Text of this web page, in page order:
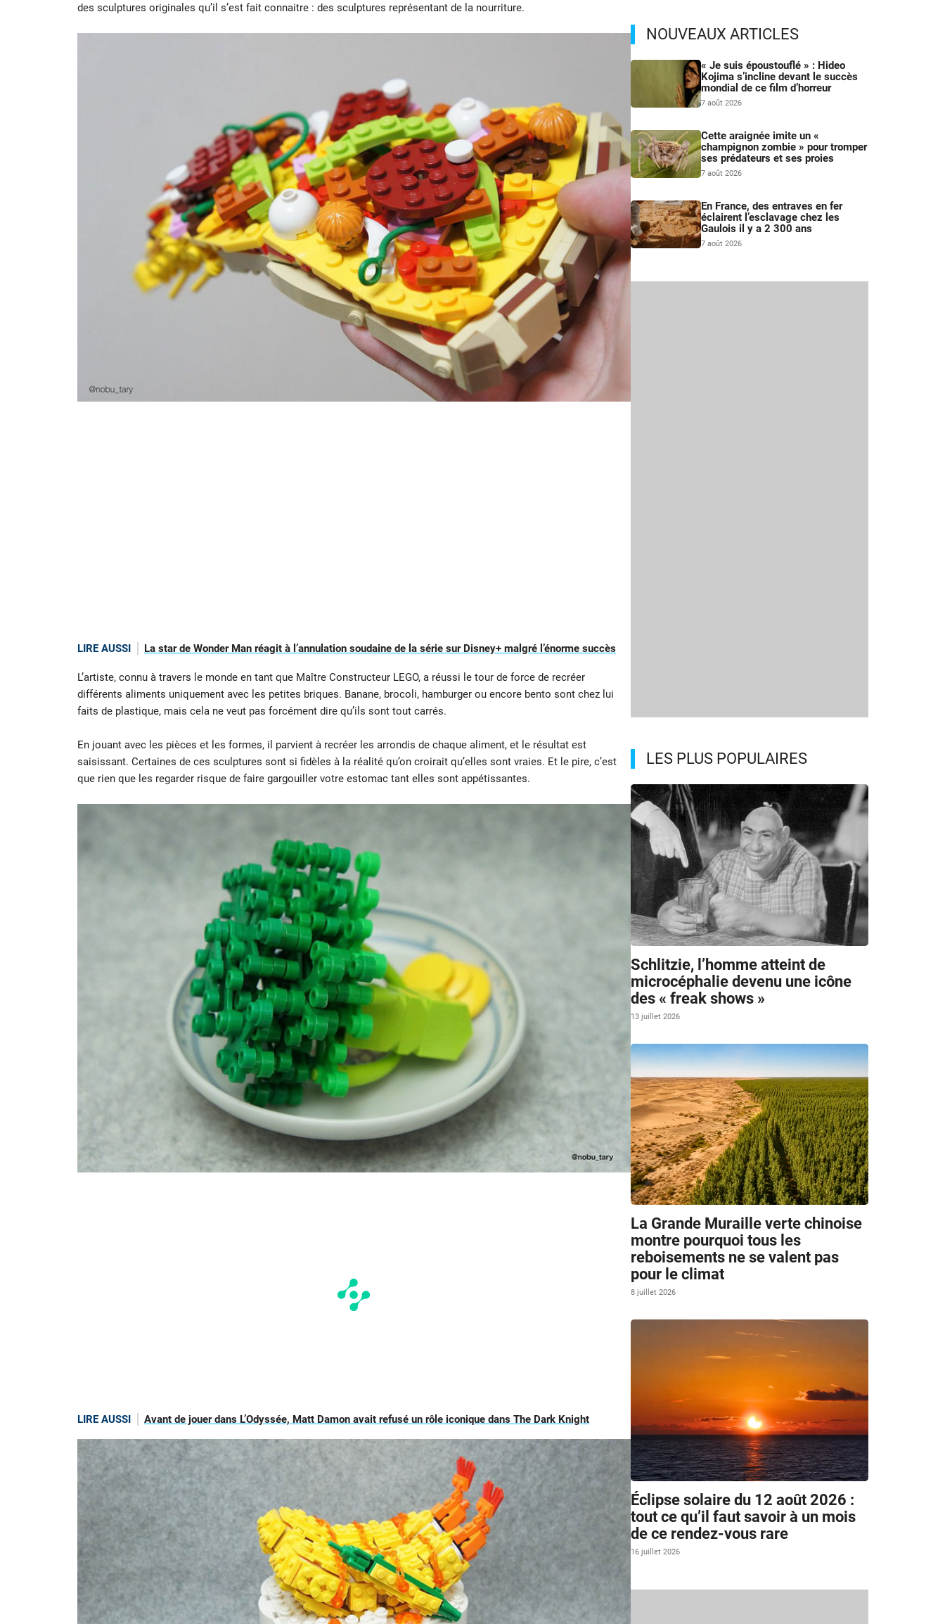
des sculptures originales qu’il s’est fait connaitre : des sculptures représentant de la nourriture.
LIRE AUSSI La star de Wonder Man réagit à l’annulation soudaine de la série sur Disney+ malgré l’énorme succès
L’artiste, connu à travers le monde en tant que Maître Constructeur LEGO, a réussi le tour de force de recréer
différents aliments uniquement avec les petites briques. Banane, brocoli, hamburger ou encore bento sont chez lui
faits de plastique, mais cela ne veut pas forcément dire qu’ils sont tout carrés.
En jouant avec les pièces et les formes, il parvient à recréer les arrondis de chaque aliment, et le résultat est
saisissant. Certaines de ces sculptures sont si fidèles à la réalité qu’on croirait qu’elles sont vraies. Et le pire, c’est
que rien que les regarder risque de faire gargouiller votre estomac tant elles sont appétissantes.
LIRE AUSSI Avant de jouer dans L’Odyssée, Matt Damon avait refusé un rôle iconique dans The Dark Knight
NOUVEAUX ARTICLES
« Je suis époustouflé » : Hideo
Kojima s’incline devant le succès
mondial de ce film d’horreur
7 août 2026
Cette araignée imite un «
champignon zombie » pour tromper
ses prédateurs et ses proies
7 août 2026
En France, des entraves en fer
éclairent l’esclavage chez les
Gaulois il y a 2 300 ans
7 août 2026
LES PLUS POPULAIRES
Schlitzie, l’homme atteint de
microcéphalie devenu une icône
des « freak shows »
13 juillet 2026
La Grande Muraille verte chinoise
montre pourquoi tous les
reboisements ne se valent pas
pour le climat
8 juillet 2026
Éclipse solaire du 12 août 2026 :
tout ce qu’il faut savoir à un mois
de ce rendez-vous rare
16 juillet 2026